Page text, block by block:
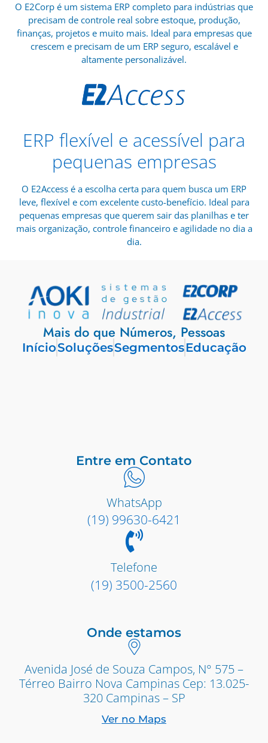
O E2Corp é um sistema ERP completo para indústrias que
precisam de controle real sobre estoque, produção,
finanças, projetos e muito mais. Ideal para empresas que
crescem e precisam de um ERP seguro, escalável e
altamente personalizável.
ERP flexível e acessível para
pequenas empresas
O E2Access é a escolha certa para quem busca um ERP
leve, flexível e com excelente custo-benefício. Ideal para
pequenas empresas que querem sair das planilhas e ter
mais organização, controle financeiro e agilidade no dia a
dia.
Mais do que Números, Pessoas
InícioSoluçõesSegmentosEducação
Entre em Contato
WhatsApp
(19) 99630-6421
Telefone
(19) 3500-2560
Onde estamos
Avenida José de Souza Campos, N° 575 –
Térreo Bairro Nova Campinas Cep: 13.025-
320 Campinas – SP
Ver no Maps